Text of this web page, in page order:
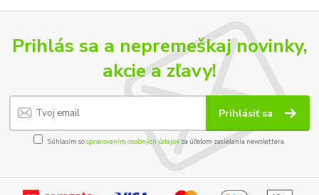
Prihlás sa a nepremeškaj novinky,
akcie a zľavy!
Prihlásiť sa
Súhlasím sospracovaním osobných údajov za účelom zasielania newslettera.